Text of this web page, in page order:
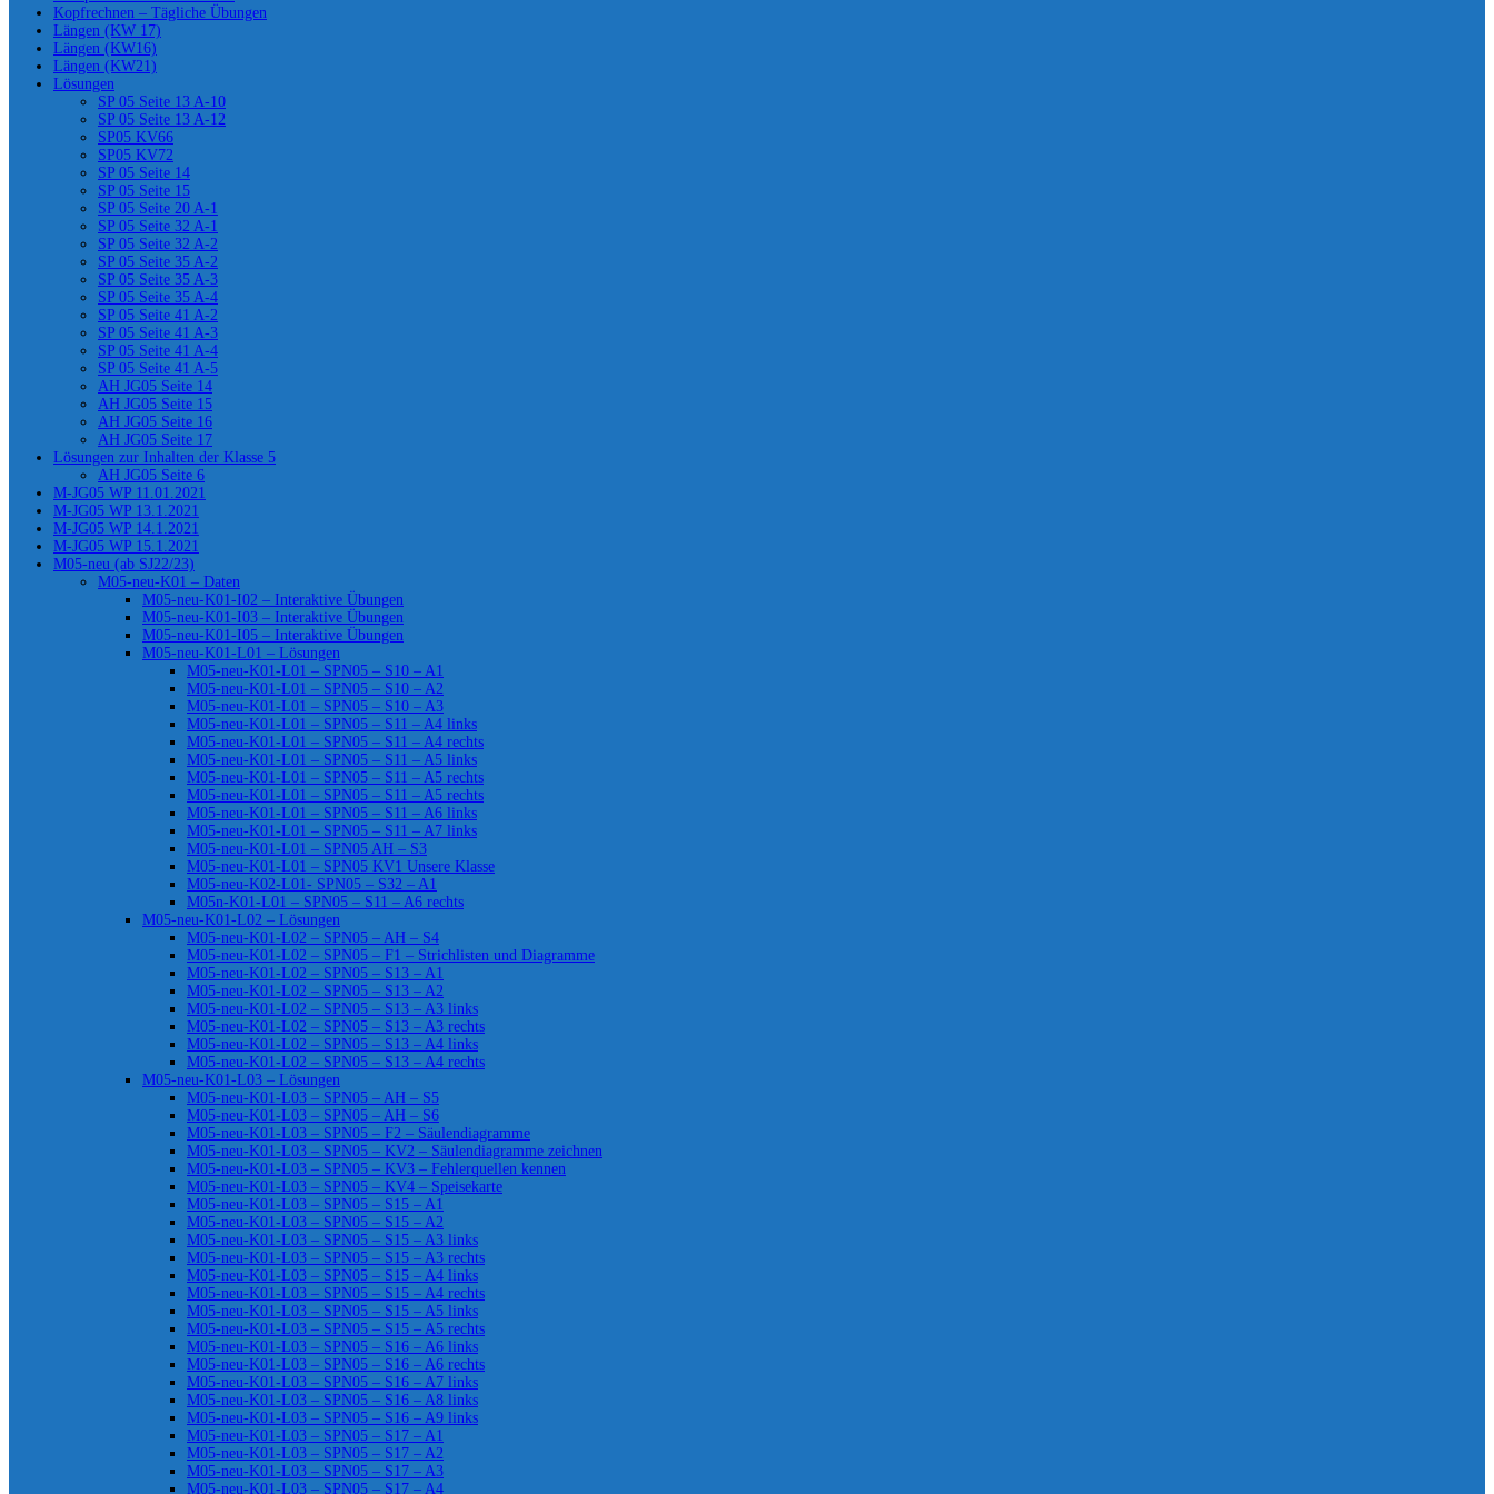
Kopfrechnen – Tägliche Übungen
Längen (KW 17)
Längen (KW16)
Längen (KW21)
Lösungen
SP 05 Seite 13 A-10
SP 05 Seite 13 A-12
SP05 KV66
SP05 KV72
SP 05 Seite 14
SP 05 Seite 15
SP 05 Seite 20 A-1
SP 05 Seite 32 A-1
SP 05 Seite 32 A-2
SP 05 Seite 35 A-2
SP 05 Seite 35 A-3
SP 05 Seite 35 A-4
SP 05 Seite 41 A-2
SP 05 Seite 41 A-3
SP 05 Seite 41 A-4
SP 05 Seite 41 A-5
AH JG05 Seite 14
AH JG05 Seite 15
AH JG05 Seite 16
AH JG05 Seite 17
Lösungen zur Inhalten der Klasse 5
AH JG05 Seite 6
M-JG05 WP 11.01.2021
M-JG05 WP 13.1.2021
M-JG05 WP 14.1.2021
M-JG05 WP 15.1.2021
M05-neu (ab SJ22/23)
M05-neu-K01 – Daten
M05-neu-K01-I02 – Interaktive Übungen
M05-neu-K01-I03 – Interaktive Übungen
M05-neu-K01-I05 – Interaktive Übungen
M05-neu-K01-L01 – Lösungen
M05-neu-K01-L01 – SPN05 – S10 – A1
M05-neu-K01-L01 – SPN05 – S10 – A2
M05-neu-K01-L01 – SPN05 – S10 – A3
M05-neu-K01-L01 – SPN05 – S11 – A4 links
M05-neu-K01-L01 – SPN05 – S11 – A4 rechts
M05-neu-K01-L01 – SPN05 – S11 – A5 links
M05-neu-K01-L01 – SPN05 – S11 – A5 rechts
M05-neu-K01-L01 – SPN05 – S11 – A5 rechts
M05-neu-K01-L01 – SPN05 – S11 – A6 links
M05-neu-K01-L01 – SPN05 – S11 – A7 links
M05-neu-K01-L01 – SPN05 AH – S3
M05-neu-K01-L01 – SPN05 KV1 Unsere Klasse
M05-neu-K02-L01- SPN05 – S32 – A1
M05n-K01-L01 – SPN05 – S11 – A6 rechts
M05-neu-K01-L02 – Lösungen
M05-neu-K01-L02 – SPN05 – AH – S4
M05-neu-K01-L02 – SPN05 – F1 – Strichlisten und Diagramme
M05-neu-K01-L02 – SPN05 – S13 – A1
M05-neu-K01-L02 – SPN05 – S13 – A2
M05-neu-K01-L02 – SPN05 – S13 – A3 links
M05-neu-K01-L02 – SPN05 – S13 – A3 rechts
M05-neu-K01-L02 – SPN05 – S13 – A4 links
M05-neu-K01-L02 – SPN05 – S13 – A4 rechts
M05-neu-K01-L03 – Lösungen
M05-neu-K01-L03 – SPN05 – AH – S5
M05-neu-K01-L03 – SPN05 – AH – S6
M05-neu-K01-L03 – SPN05 – F2 – Säulendiagramme
M05-neu-K01-L03 – SPN05 – KV2 – Säulendiagramme zeichnen
M05-neu-K01-L03 – SPN05 – KV3 – Fehlerquellen kennen
M05-neu-K01-L03 – SPN05 – KV4 – Speisekarte
M05-neu-K01-L03 – SPN05 – S15 – A1
M05-neu-K01-L03 – SPN05 – S15 – A2
M05-neu-K01-L03 – SPN05 – S15 – A3 links
M05-neu-K01-L03 – SPN05 – S15 – A3 rechts
M05-neu-K01-L03 – SPN05 – S15 – A4 links
M05-neu-K01-L03 – SPN05 – S15 – A4 rechts
M05-neu-K01-L03 – SPN05 – S15 – A5 links
M05-neu-K01-L03 – SPN05 – S15 – A5 rechts
M05-neu-K01-L03 – SPN05 – S16 – A6 links
M05-neu-K01-L03 – SPN05 – S16 – A6 rechts
M05-neu-K01-L03 – SPN05 – S16 – A7 links
M05-neu-K01-L03 – SPN05 – S16 – A8 links
M05-neu-K01-L03 – SPN05 – S16 – A9 links
M05-neu-K01-L03 – SPN05 – S17 – A1
M05-neu-K01-L03 – SPN05 – S17 – A2
M05-neu-K01-L03 – SPN05 – S17 – A3
M05-neu-K01-L03 – SPN05 – S17 – A4